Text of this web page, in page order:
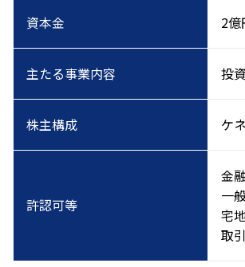
資本金 2億
主たる事業内容 投
株主構成 ケ
許認可等
金
一
宅
取